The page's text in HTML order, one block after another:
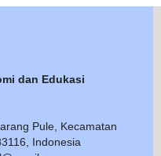
dan Edukasi
Pule, Kecamatan
Indonesia